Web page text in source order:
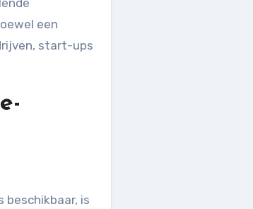
een
start-ups
beschikbaar, is